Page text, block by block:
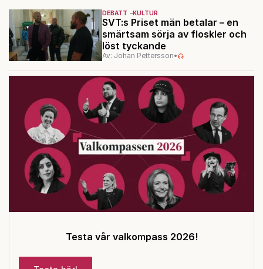
DEBATT KULTUR
SVT:s Priset män betalar – en
smärtsam sörja av floskler och
löst tyckande
Av: Johan Pettersson•
Testa vår valkompass 2026!